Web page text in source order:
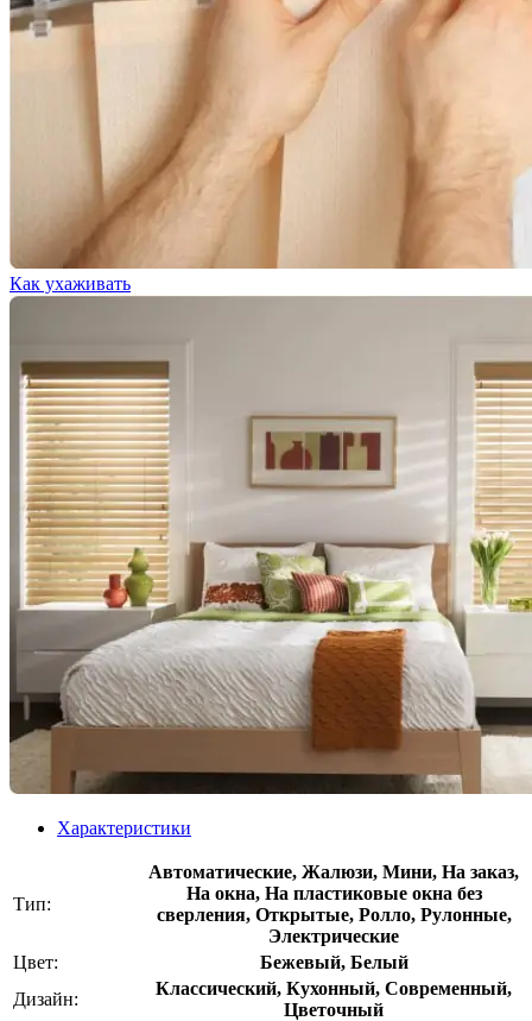
Как ухаживать
Характеристики
Тип:
Автоматические, Жалюзи, Мини, На заказ,
На окна, На пластиковые окна без
сверления, Открытые, Ролло, Рулонные,
Электрические
Цвет:
Бежевый, Белый
Дизайн:
Классический, Кухонный, Современный,
Цветочный